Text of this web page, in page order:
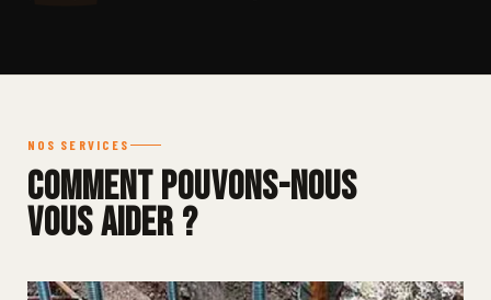
NOS SERVICES
Comment pouvons-nous
vous aider ?